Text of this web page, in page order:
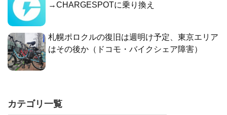
→CHARGESPOTに乗り換え
札幌ポロクルの復旧は週明け予定、東京エリア
はその後か（ドコモ・バイクシェア障害）
カテゴリ一覧